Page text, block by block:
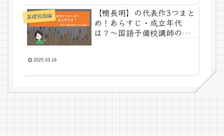
基礎知識編
【鴨長明】の代表作3つまと
め！あらすじ・成立年代
は？～国語予備校講師の文
2025.03.19